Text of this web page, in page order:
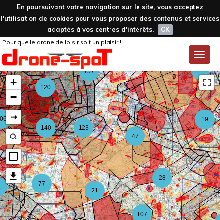
En poursuivant votre navigation sur le site, vous acceptez
l'utilisation de cookies pour vous proposer des contenus et services
adaptés à vos centres d'intérêts.
OK
Toggle
Pour que le drone de loisir soit un plaisir !
107
77
123
157
47
28
19
21
140
120
+
−
⇢